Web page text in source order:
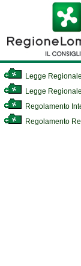
Legge Regionale
Legge
Regolamento
Regolamento